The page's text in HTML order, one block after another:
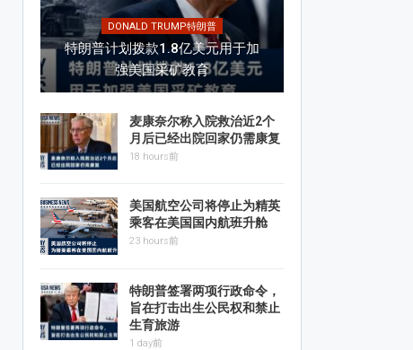
DONALD TRUMP特朗普
特朗普计划拨款1.8亿美元用于加
强美国采矿教育
麦康奈尔称入院救治近2个
月后已经出院回家仍需康复
18 hours前
美国航空公司将停止为精英
乘客在美国国内航班升舱
23 hours前
特朗普签署两项行政命令，
旨在打击出生公民权和禁止
生育旅游
1 day前